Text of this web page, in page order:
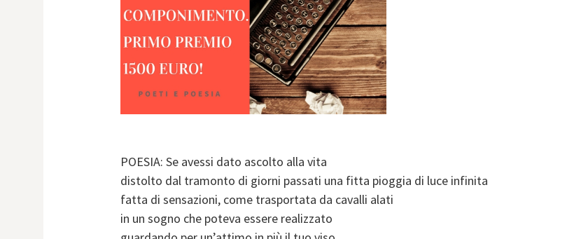
POESIA: Se avessi dato ascolto alla vita
distolto dal tramonto di giorni passati una fitta pioggia di luce infinita
fatta di sensazioni, come trasportata da cavalli alati
in un sogno che poteva essere realizzato